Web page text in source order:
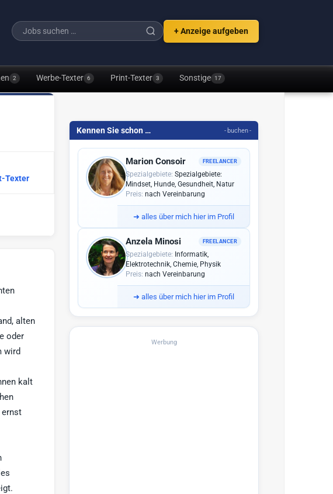
+ Anzeige aufgeben
2 Werbe-Texter 6 Print-Texter 3 Sonstige 17
Texter
alten
oder
wird
kalt
ernst
Kennen Sie schon … - buchen -
FREELANCER
Marion Consoir
Spezialgebiete: Spezialgebiete:
Mindset, Hunde, Gesundheit, Natur
Preis: nach Vereinbarung
➜ alles über mich hier im Profil
FREELANCER
Anzela Minosi
Spezialgebiete: Informatik,
Elektrotechnik, Chemie, Physik
Preis: nach Vereinbarung
➜ alles über mich hier im Profil
Werbung